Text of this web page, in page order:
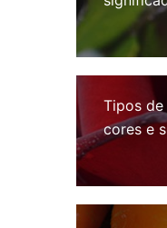
Tipos
cores e